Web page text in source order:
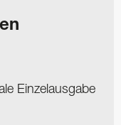
Einzelausgabe